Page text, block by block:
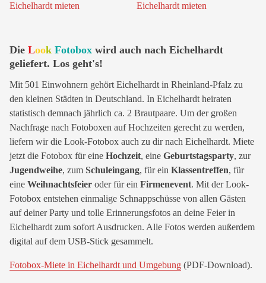
Die Look Fotobox wird auch nach Eichelhardt
geliefert. Los geht's!
Mit 501 Einwohnern gehört Eichelhardt in Rheinland-Pfalz zu
den kleinen Städten in Deutschland. In Eichelhardt heiraten
statistisch demnach jährlich ca. 2 Brautpaare. Um der großen
Nachfrage nach Fotoboxen auf Hochzeiten gerecht zu werden,
liefern wir die Look-Fotobox auch zu dir nach Eichelhardt. Miete
jetzt die Fotobox für eine Hochzeit, eine Geburtstagsparty, zur
Jugendweihe, zum Schuleingang, für ein Klassentreffen, für
eine Weihnachtsfeier oder für ein Firmenevent. Mit der Look-
Fotobox entstehen einmalige Schnappschüsse von allen Gästen
auf deiner Party und tolle Erinnerungsfotos an deine Feier in
Eichelhardt zum sofort Ausdrucken. Alle Fotos werden außerdem
digital auf dem USB-Stick gesammelt.
Fotobox-Miete in Eichelhardt und Umgebung (PDF-Download).